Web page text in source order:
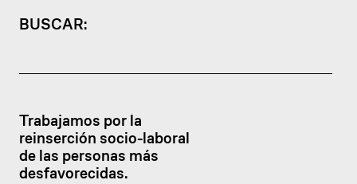
Trabajamos por la
reinserción socio-laboral
de las personas más
desfavorecidas.
BUSCAR: